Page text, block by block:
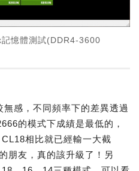
憶體測試(DDR4-3600
感，不同頻率下的差異透過
的模式下成績是最低的，
相比就已經輸一大截
朋友，真的該升級了！另